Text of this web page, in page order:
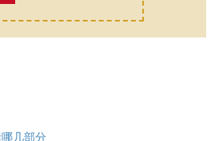
几部分